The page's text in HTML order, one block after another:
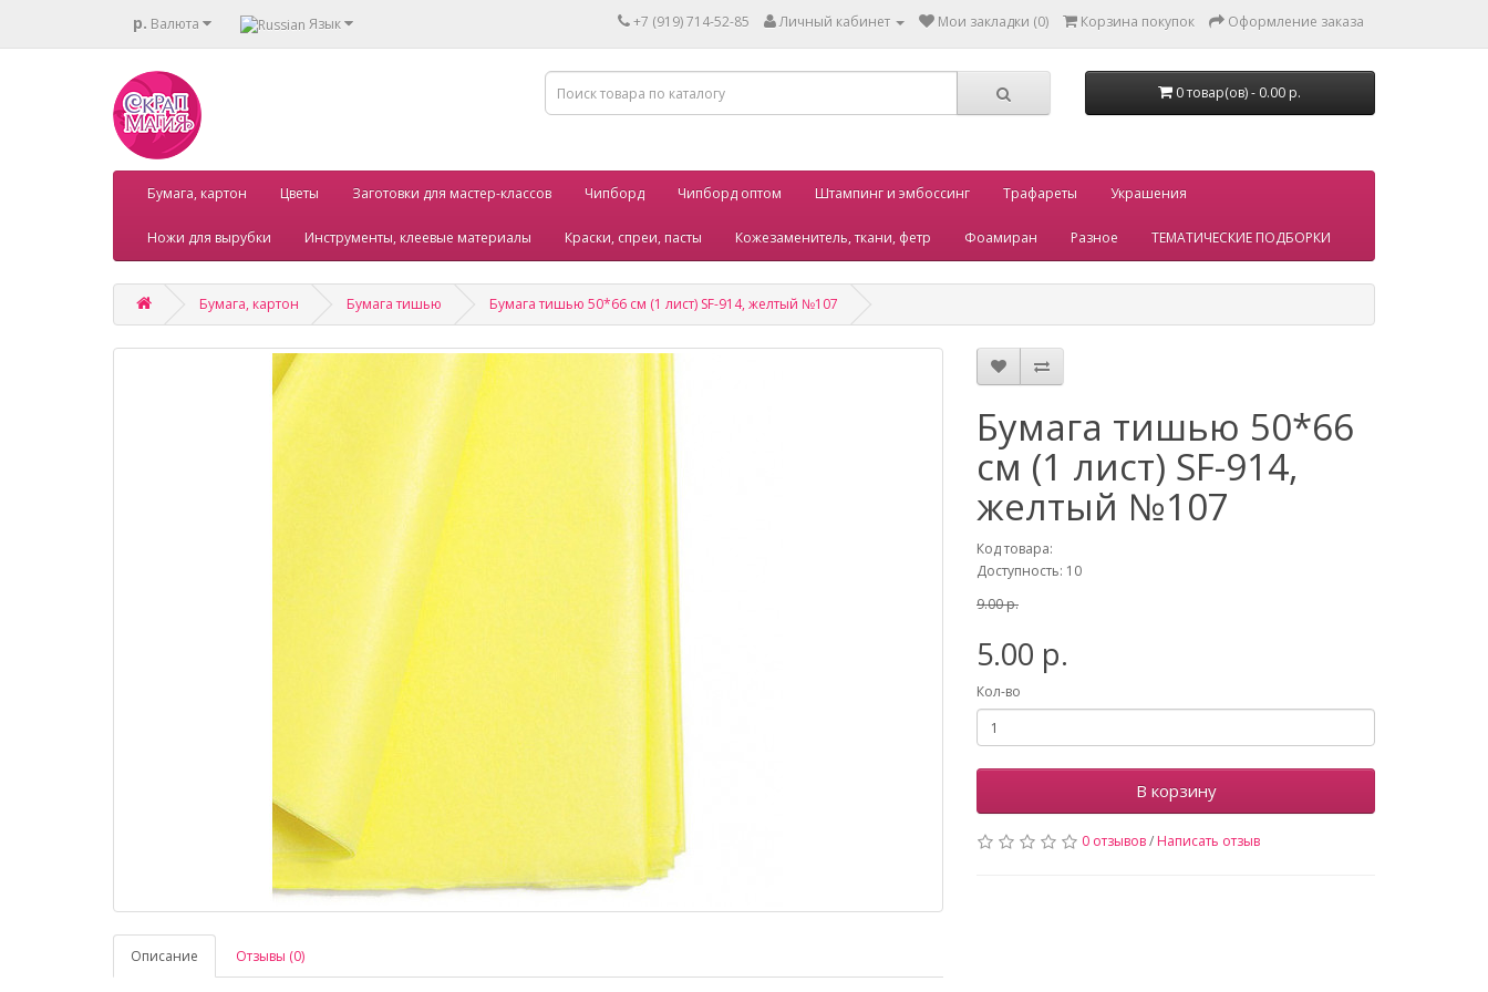
р. Валюта Язык +7 (919) 714-52-85 Личный кабинет Мои закладки (0) Корзина покупок Оформление заказа
0 товар(ов) - 0.00 р.
Бумага, картон Цветы Заготовки для мастер-классов Чипборд Чипборд оптом Штампинг и эмбоссинг Трафареты Украшения
Ножи для вырубки Инструменты, клеевые материалы Краски, спреи, пасты Кожезаменитель, ткани, фетр Фоамиран Разное ТЕМАТИЧЕСКИЕ ПОДБОРКИ
Бумага, картон Бумага тишью Бумага тишью 50*66 см (1 лист) SF-914, желтый №107
Описание Отзывы (0)
Бумага тишью 50*66
см (1 лист) SF-914,
желтый №107
Код товара:
Доступность: 10
9.00 р.
5.00 р.
Кол-во
В корзину
0 отзывов/ Написать отзыв